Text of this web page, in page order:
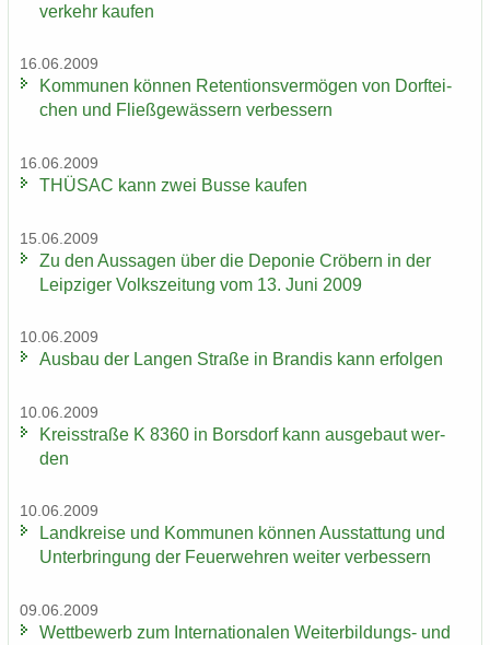
ver­kehr kau­fen
16.06.2009
Kom­mu­nen kön­nen Re­ten­ti­ons­ver­mö­gen von Dorf­tei­
chen und Fließ­ge­wäs­sern ver­bes­sern
16.06.2009
THÜ­SAC kann zwei Busse kau­fen
15.06.2009
Zu den Aus­sa­gen über die De­po­nie Crö­bern in der
Leip­zi­ger Volks­zei­tung vom 13. Juni 2009
10.06.2009
Aus­bau der Lan­gen Stra­ße in Bran­dis kann er­fol­gen
10.06.2009
Kreis­stra­ße K 8360 in Bors­dorf kann aus­ge­baut wer­
den
10.06.2009
Land­krei­se und Kom­mu­nen kön­nen Aus­stat­tung und
Un­ter­brin­gung der Feu­er­weh­ren wei­ter ver­bes­sern
09.06.2009
Wett­be­werb zum In­ter­na­tio­na­len Weiterbildungs-​ und